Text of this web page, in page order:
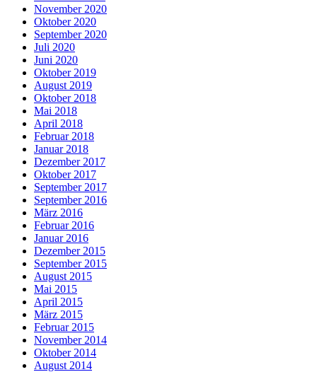
November 2020
Oktober 2020
September 2020
Juli 2020
Juni 2020
Oktober 2019
August 2019
Oktober 2018
Mai 2018
April 2018
Februar 2018
Januar 2018
Dezember 2017
Oktober 2017
September 2017
September 2016
März 2016
Februar 2016
Januar 2016
Dezember 2015
September 2015
August 2015
Mai 2015
April 2015
März 2015
Februar 2015
November 2014
Oktober 2014
August 2014